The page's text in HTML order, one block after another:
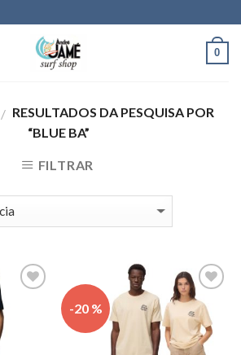
0
/ RESULTADOS DA PESQUISA POR
“BLUE BA”
FILTRAR
Adicionar
aos meus
desejos
-20 %
Adicionar
aos meus
desejos